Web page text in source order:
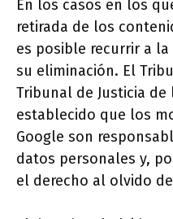
En los casos en los
retirada de los
es posible recurrir a
su eliminación. El
Tribunal de Justicia de
establecido que los
Google son
datos personales y,
el derecho al olvido